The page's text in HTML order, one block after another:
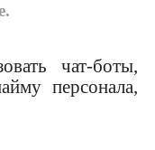
чат-боты,
персонала,